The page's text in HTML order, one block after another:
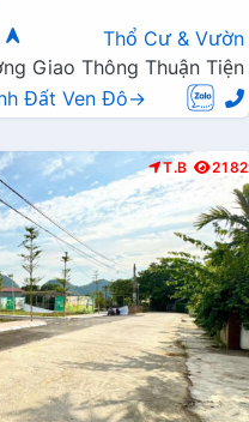
Thổ Cư & Vườn
Giao Thông Thuận Tiện
Đất Ven Đô→
T.B 2182